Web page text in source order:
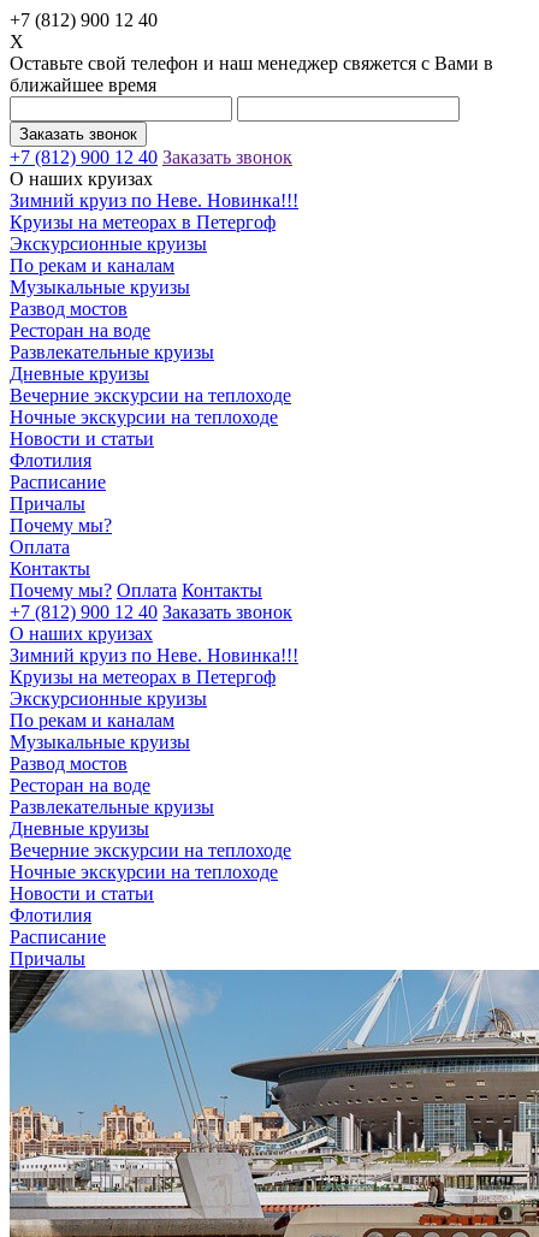
+7 (812) 900 12 40
X
Оставьте свой телефон и наш менеджер свяжется с Вами в
ближайшее время
Заказать звонок
+7 (812) 900 12 40 Заказать звонок
О наших круизах
Зимний круиз по Неве. Новинка!!!
Круизы на метеорах в Петергоф
Экскурсионные круизы
По рекам и каналам
Музыкальные круизы
Развод мостов
Ресторан на воде
Развлекательные круизы
Дневные круизы
Вечерние экскурсии на теплоходе
Ночные экскурсии на теплоходе
Новости и статьи
Флотилия
Расписание
Причалы
Почему мы?
Оплата
Контакты
Почему мы? Оплата Контакты
+7 (812) 900 12 40 Заказать звонок
О наших круизах
Зимний круиз по Неве. Новинка!!!
Круизы на метеорах в Петергоф
Экскурсионные круизы
По рекам и каналам
Музыкальные круизы
Развод мостов
Ресторан на воде
Развлекательные круизы
Дневные круизы
Вечерние экскурсии на теплоходе
Ночные экскурсии на теплоходе
Новости и статьи
Флотилия
Расписание
Причалы